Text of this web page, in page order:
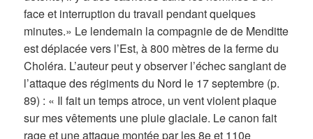
face et interruption du travail pendant quelques
minutes.» Le lendemain la compagnie de de Menditte
est déplacée vers l’Est, à 800 mètres de la ferme du
Choléra. L’auteur peut y observer l’échec sanglant de
l’attaque des régiments du Nord le 17 septembre (p.
89) : « Il fait un temps atroce, un vent violent plaque
sur mes vêtements une pluie glaciale. Le canon fait
rage et une attaque montée par les 8e et 110e